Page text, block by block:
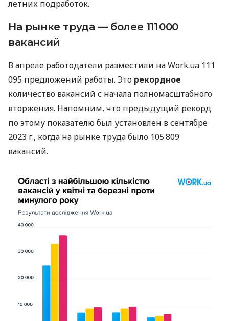
летних подработок.
На рынке труда — более 111 000
вакансий
В апреле работодатели разместили на Work.ua 111
095 предложений работы. Это рекордное
количество вакансий с начала полномасштабного
вторжения. Напомним, что предыдущий рекорд
по этому показателю был установлен в сентябре
2023 г., когда на рынке труда было 105 809
вакансий.